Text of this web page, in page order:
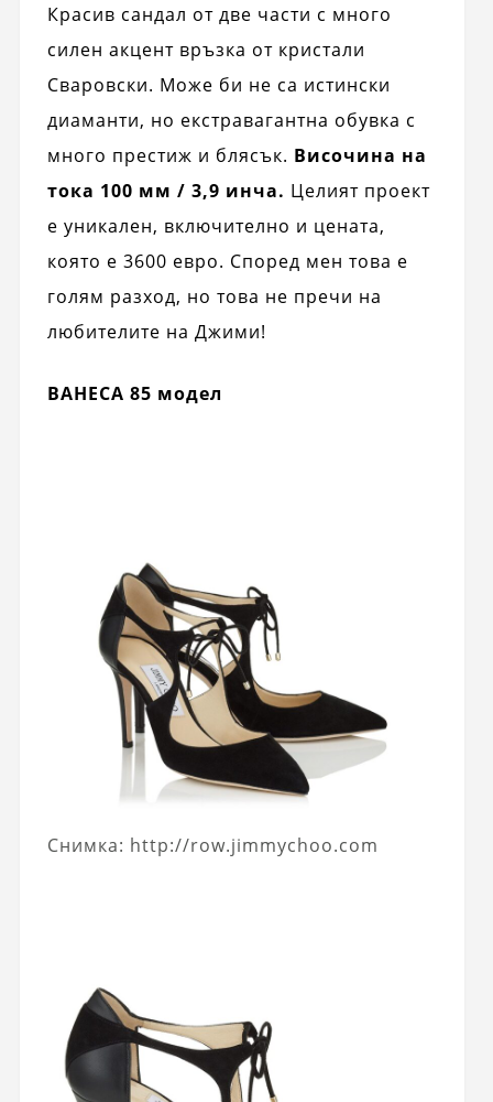
Красив сандал от две части с много
силен акцент връзка от кристали
Сваровски. Може би не са истински
диаманти, но екстравагантна обувка с
много престиж и блясък. Височина на
тока 100 мм / 3,9 инча. Целият проект
е уникален, включително и цената,
която е 3600 евро. Според мен това е
голям разход, но това не пречи на
любителите на Джими!
ВАНЕСА 85 модел
Снимка: http://row.jimmychoo.com